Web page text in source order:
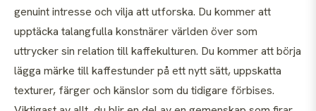
genuint intresse och vilja att utforska. Du kommer att
upptäcka talangfulla konstnärer världen över som
uttrycker sin relation till kaffekulturen. Du kommer att börja
lägga märke till kaffestunder på ett nytt sätt, uppskatta
texturer, färger och känslor som du tidigare förbises.